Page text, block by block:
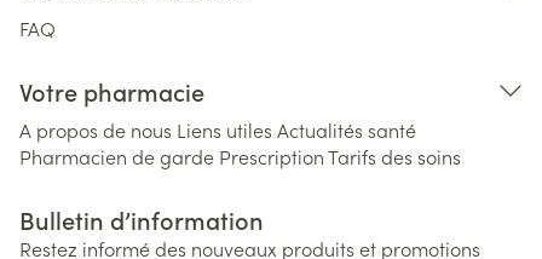
FAQ
Votre pharmacie
A propos de nous Liens utiles Actualités santé
Pharmacien de garde PrescriptionTarifs des soins
Bulletin d’information
Restez informé des nouveaux produits et promotions